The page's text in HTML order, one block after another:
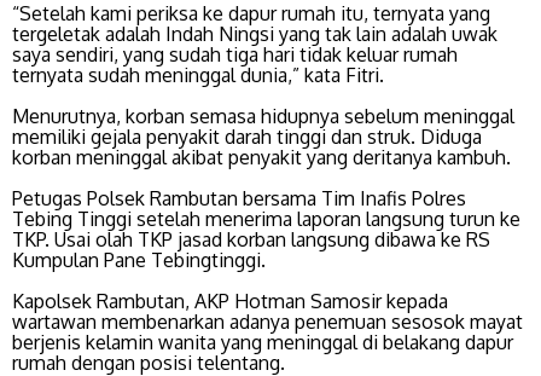
“Setelah kami periksa ke dapur rumah itu, ternyata yang
tergeletak adalah Indah Ningsi yang tak lain adalah uwak
saya sendiri, yang sudah tiga hari tidak keluar rumah
ternyata sudah meninggal dunia,” kata Fitri.
Menurutnya, korban semasa hidupnya sebelum meninggal
memiliki gejala penyakit darah tinggi dan struk. Diduga
korban meninggal akibat penyakit yang deritanya kambuh.
Petugas Polsek Rambutan bersama Tim Inafis Polres
Tebing Tinggi setelah menerima laporan langsung turun ke
TKP. Usai olah TKP jasad korban langsung dibawa ke RS
Kumpulan Pane Tebingtinggi.
Kapolsek Rambutan, AKP Hotman Samosir kepada
wartawan membenarkan adanya penemuan sesosok mayat
berjenis kelamin wanita yang meninggal di belakang dapur
rumah dengan posisi telentang.